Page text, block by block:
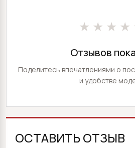
Отзывов
Поделитесь впечатлениями о
и удобстве
ОСТАВИТЬ ОТЗЫВ